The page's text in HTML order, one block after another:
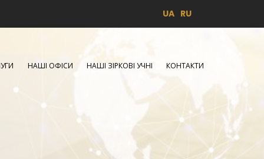
UA RU
НАШІ ОФІСИ НАШІ ЗІРКОВІ УЧНІ КОНТАКТИ